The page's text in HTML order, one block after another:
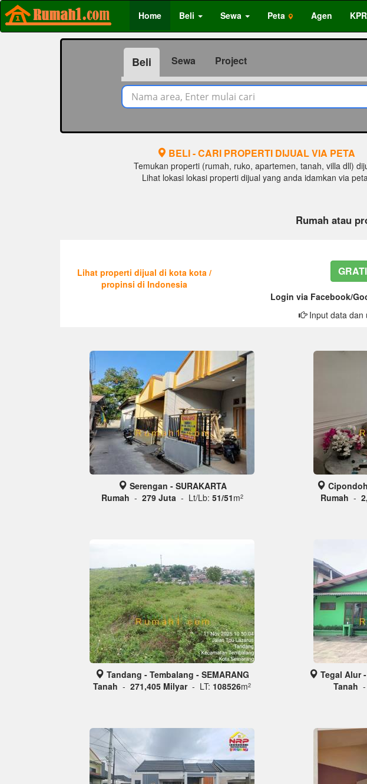
Home Beli Sewa Peta Agen KPR
Beli Sewa Project
BELI - CARI PROPERTI DIJUAL VIA PETA
Temukan properti (rumah, ruko, apartemen, tanah, villa dll)
Lihat lokasi lokasi properti dijual yang anda idamkan via
Rumah atau
Lihat properti dijual di kota kota /
propinsi di Indonesia
Login via Facebook/
Input data dan
Serengan - SURAKARTA
Rumah - 279 Juta - Lt/Lb: 51/51m2
Rumah -
Tandang - Tembalang - SEMARANG
Tanah - 271,405 Milyar - LT: 108526m2
Tegal Alur
Tanah -